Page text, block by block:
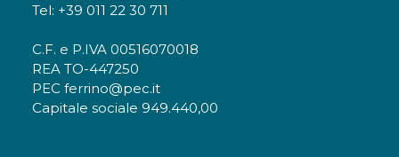
Tel: +39 011 22 30 711
C.F. e P.IVA 00516070018
REA TO-447250
PEC ferrino@pec.it
Capitale sociale 949.440,00